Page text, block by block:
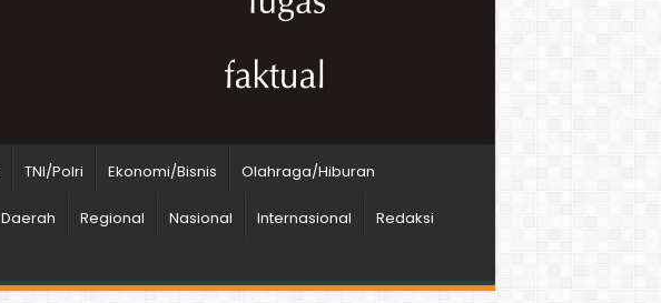
TNI/Polri Ekonomi/Bisnis Olahraga/Hiburan
Daerah Regional Nasional Internasional Redaksi